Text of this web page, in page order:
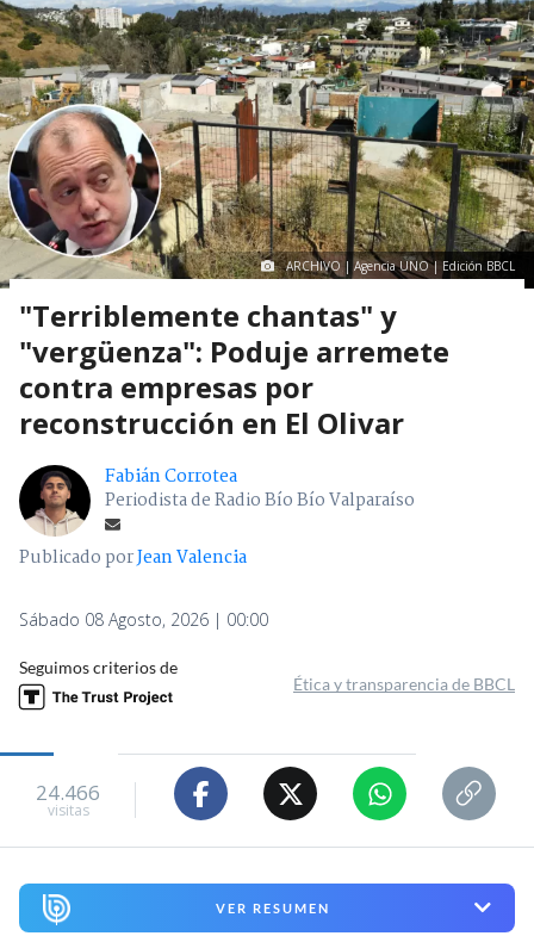
ARCHIVO | Agencia UNO | Edición BBCL
"Terriblemente chantas" y
"vergüenza": Poduje arremete
contra empresas por
reconstrucción en El Olivar
Fabián Corrotea
Periodista de Radio Bío Bío Valparaíso
Publicado porJean Valencia
Sábado 08 Agosto, 2026 | 00:00
Seguimos criterios de
Ética y transparencia de BBCL
24.466
visitas
VER RESUMEN